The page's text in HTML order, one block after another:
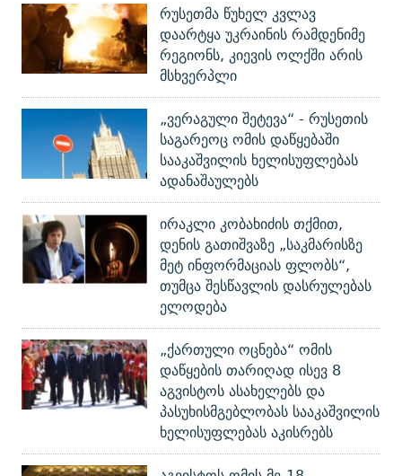
რუსეთმა წუხელ კვლავ
დაარტყა უკრაინის რამდენიმე
რეგიონს, კიევის ოლქში არის
მსხვერპლი
„ვერაგული შეტევა“ - რუსეთის
საგარეოც ომის დაწყებაში
სააკაშვილის ხელისუფლებას
ადანაშაულებს
ირაკლი კობახიძის თქმით,
დენის გათიშვაზე „საკმარისზე
მეტ ინფორმაციას ფლობს“,
თუმცა შესწავლის დასრულებას
ელოდება
„ქართული ოცნება“ ომის
დაწყების თარიღად ისევ 8
აგვისტოს ასახელებს და
პასუხისმგებლობას სააკაშვილის
ხელისუფლებას აკისრებს